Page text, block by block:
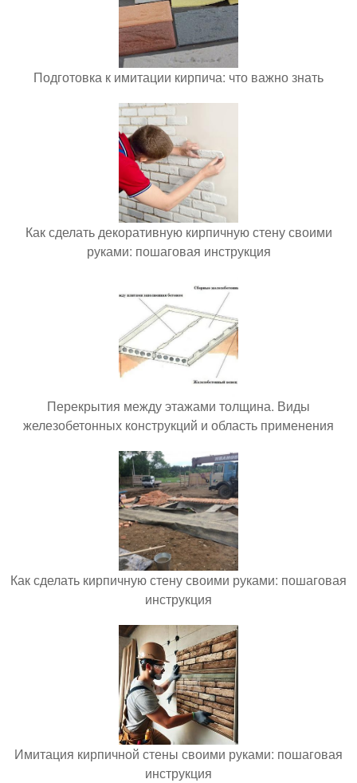
Подготовка к имитации кирпича: что важно знать
Как сделать декоративную кирпичную стену своими
руками: пошаговая инструкция
Перекрытия между этажами толщина. Виды
железобетонных конструкций и область применения
Как сделать кирпичную стену своими руками: пошаговая
инструкция
Имитация кирпичной стены своими руками: пошаговая
инструкция